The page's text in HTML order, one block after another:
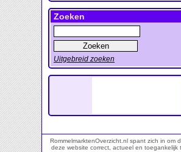
Zoeken
Uitgebreid zoeken
RommelmarktenOverzicht.nl spant zich in om
deze website correct, actueel en toegankelijk